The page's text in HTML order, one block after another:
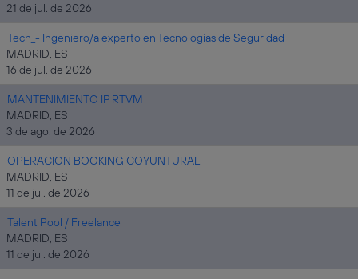
21 de jul. de 2026
Tech_- Ingeniero/a experto en Tecnologías de Seguridad
MADRID, ES
16 de jul. de 2026
MANTENIMIENTO IP RTVM
MADRID, ES
3 de ago. de 2026
OPERACION BOOKING COYUNTURAL
MADRID, ES
11 de jul. de 2026
Talent Pool / Freelance
MADRID, ES
11 de jul. de 2026